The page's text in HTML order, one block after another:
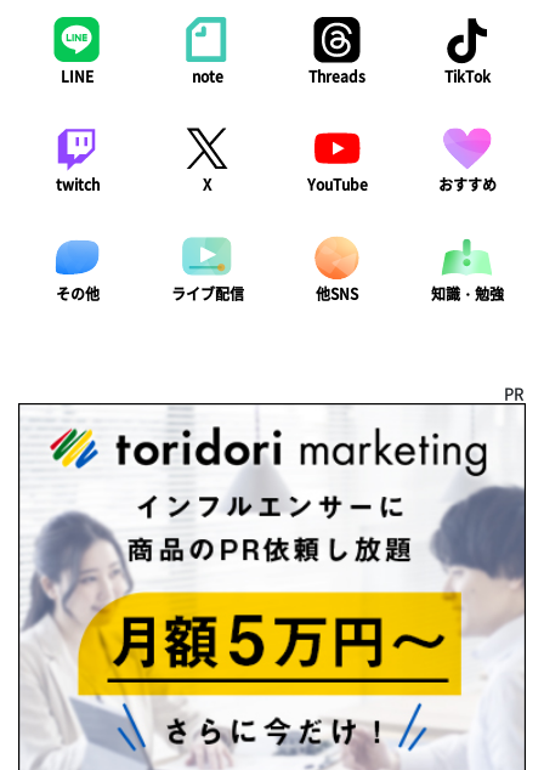
LINE note Threads TikTok
twitch X YouTube おすすめ
その他 ライブ配信 他SNS 知識・勉強
PR